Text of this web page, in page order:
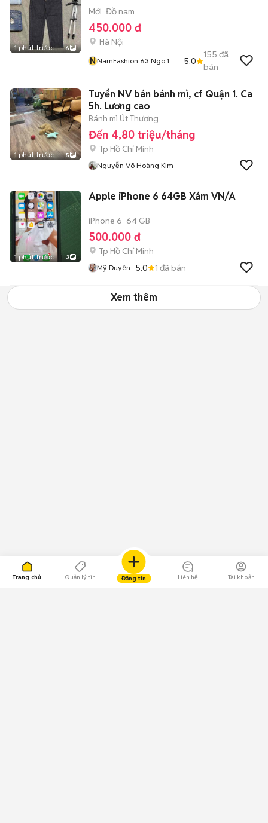
Trang chủ Quản lý tin Đăng tin Liên hệ Tài khoản
1 phút trước 6
Mới Đồ nam
450.000 đ
Hà Nội
NNamFashion 63 Ngõ 105
5.0
155 đã
bán
1 phút trước 5
Tuyển NV bán bánh mì, cf Quận 1. Ca
5h. Lương cao
Bánh mì Út Thương
Đến 4,80 triệu/tháng
Tp Hồ Chí Minh
Nguyễn Võ Hoàng KIm
1 phút trước 3
Apple iPhone 6 64GB Xám VN/A
iPhone 6 64 GB
500.000 đ
Tp Hồ Chí Minh
Mỹ Duyên 5.0 1 đã bán
Xem thêm